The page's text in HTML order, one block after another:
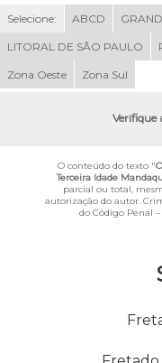
Selecione: ABCD
LITORAL DE SÃO PAULO
Zona Oeste Zona Sul
Verifique
O conteúdo do texto "
Terceira Idade
parcial ou total,
autorização do autor.
do Código Penal –